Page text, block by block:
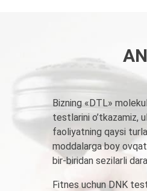
Bizning «DTL»
testlarini o’tkazamiz,
faoliyatning qaysi
moddalarga boy
bir-biridan sezilarli
Fitnes uchun DNK